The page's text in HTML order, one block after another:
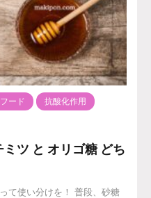
ード 抗酸化作用
ツ と オリゴ糖 どち
て使い分けを！ 普段、砂糖